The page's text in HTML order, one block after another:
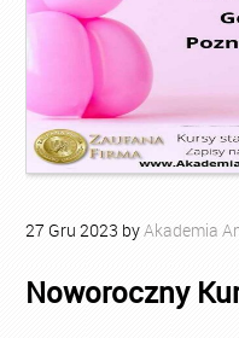
27 Gru 2023 byAkademia
Noworoczny